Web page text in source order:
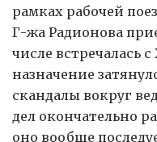
рамках рабочей
Г-жа Радионова
числе встречалась
назначение
скандалы вокруг
дел окончательно
оно вообще